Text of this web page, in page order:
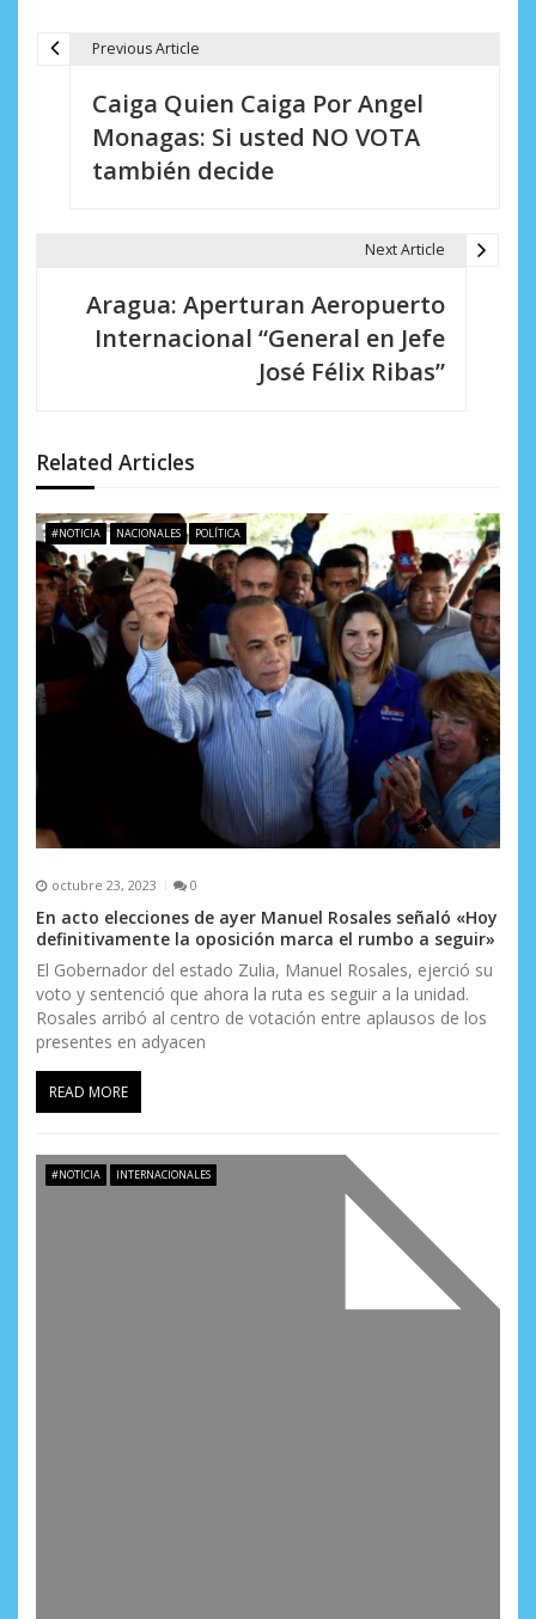
n
d
e
e
n
t
r
d
a
s
Previous Article
Caiga Quien Caiga Por Angel
Monagas: Si usted NO VOTA
también decide
Next Article
Aragua: Aperturan Aeropuerto
Internacional “General en Jefe
José Félix Ribas”
Related Articles
#NOTICIA NACIONALES POLÍTICA
octubre 23, 2023 0
En acto elecciones de ayer Manuel Rosales señaló «Hoy
definitivamente la oposición marca el rumbo a seguir»
El Gobernador del estado Zulia, Manuel Rosales, ejerció su
voto y sentenció que ahora la ruta es seguir a la unidad.
Rosales arribó al centro de votación entre aplausos de los
presentes en adyacen
READ MORE
#NOTICIA INTERNACIONALES